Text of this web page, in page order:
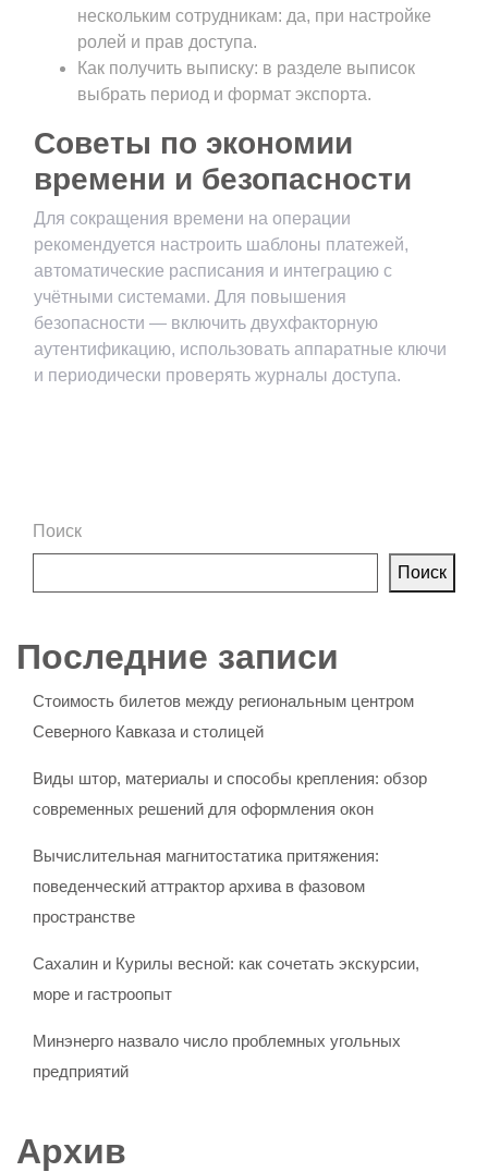
нескольким сотрудникам: да, при настройке
ролей и прав доступа.
Как получить выписку: в разделе выписок
выбрать период и формат экспорта.
Советы по экономии
времени и безопасности
Для сокращения времени на операции
рекомендуется настроить шаблоны платежей,
автоматические расписания и интеграцию с
учётными системами. Для повышения
безопасности — включить двухфакторную
аутентификацию, использовать аппаратные ключи
и периодически проверять журналы доступа.
Поиск
Поиск
Последние записи
Стоимость билетов между региональным центром
Северного Кавказа и столицей
Виды штор, материалы и способы крепления: обзор
современных решений для оформления окон
Вычислительная магнитостатика притяжения:
поведенческий аттрактор архива в фазовом
пространстве
Сахалин и Курилы весной: как сочетать экскурсии,
море и гастроопыт
Минэнерго назвало число проблемных угольных
предприятий
Архив